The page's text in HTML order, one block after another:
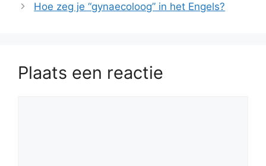
Hoe zeg je “gynaecoloog” in het Engels?
Plaats een reactie